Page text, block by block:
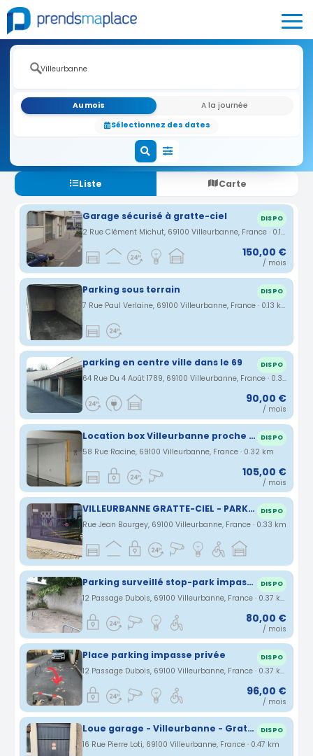
Au mois
A la journée
Sélectionnez des dates
Liste Carte
Garage sécurisé à gratte-ciel DISPO
2 Rue Clément Michut, 69100 Villeurbanne, France · 0.1 km
150,00 €
/ mois
Parking sous terrain DISPO
7 Rue Paul Verlaine, 69100 Villeurbanne, France · 0.13 km
parking en centre ville dans le 69 DISPO
64 Rue Du 4 Août 1789, 69100 Villeurbanne, France · 0.31 km
90,00 €
/ mois
Location box Villeurbanne proche de la Mairie DISPO
58 Rue Racine, 69100 Villeurbanne, France · 0.32 km
105,00 €
/ mois
VILLEURBANNE GRATTE-CIEL - PARKING/BOX DISPO
Rue Jean Bourgey, 69100 Villeurbanne, France · 0.33 km
Parking surveillé stop-park impassé privée Gratte-Ciel Villeurbanne DISPO
12 Passage Dubois, 69100 Villeurbanne, France · 0.37 km
80,00 €
/ mois
Place parking impasse privée DISPO
12 Passage Dubois, 69100 Villeurbanne, France · 0.37 km
96,00 €
/ mois
Loue garage - Villeurbanne - Gratte ciel/Flachet DISPO
16 Rue Pierre Loti, 69100 Villeurbanne, France · 0.47 km